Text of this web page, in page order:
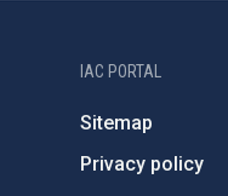
IAC PORTAL
Sitemap
Privacy policy